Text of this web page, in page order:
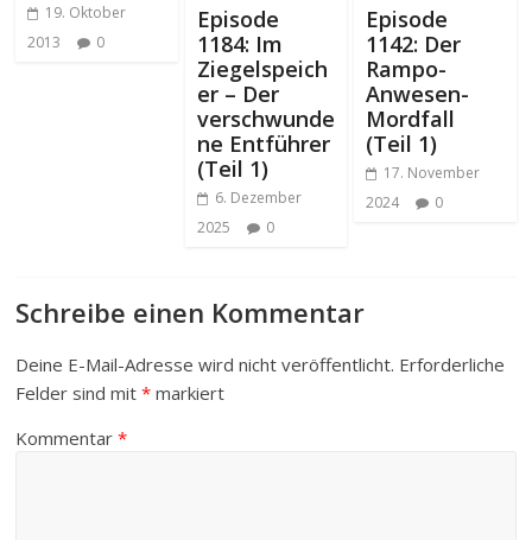
19. Oktober
2013
0
Episode
1184: Im
Ziegelspeich
er – Der
verschwunde
ne Entführer
(Teil 1)
6. Dezember
2025
0
Episode
1142: Der
Rampo-
Anwesen-
Mordfall
(Teil 1)
17. November
2024
0
Schreibe einen Kommentar
Deine E-Mail-Adresse wird nicht veröffentlicht. Erforderliche
Felder sind mit* markiert
Kommentar*